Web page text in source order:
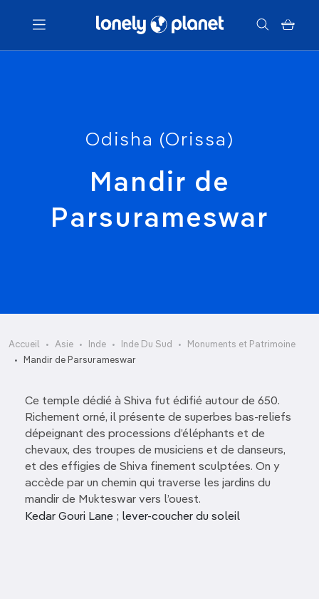
Menu
Odisha (Orissa)
Mandir de
Parsurameswar
Accueil Asie Inde Inde Du Sud
Monuments et Patrimoine
Mandir de Parsurameswar
Ce temple dédié à Shiva fut édifié autour de 650.
Richement orné, il présente de superbes bas-reliefs
dépeignant des processions d’éléphants et de
chevaux, des troupes de musiciens et de danseurs,
et des effigies de Shiva finement sculptées. On y
accède par un chemin qui traverse les jardins du
mandir de Mukteswar vers l’ouest.
Kedar Gouri Lane ; lever-coucher du soleil